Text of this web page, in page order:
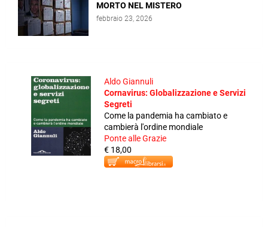
MORTO NEL MISTERO
febbraio 23, 2026
Aldo Giannuli
Cornavirus: Globalizzazione e Servizi
Segreti
Come la pandemia ha cambiato e
cambierà l'ordine mondiale
Ponte alle Grazie
€ 18,00